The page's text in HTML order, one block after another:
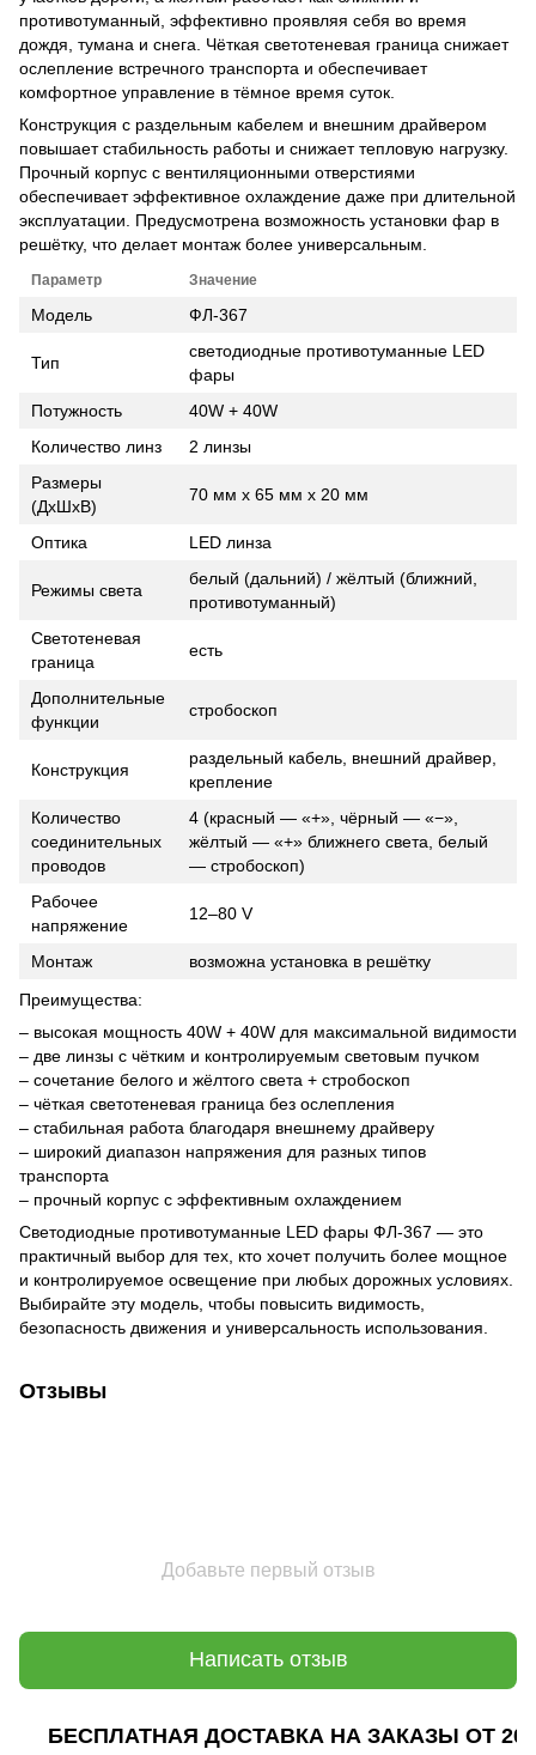
противотуманный, эффективно проявляя себя во время
дождя, тумана и снега. Чёткая светотеневая граница снижает
ослепление встречного транспорта и обеспечивает
комфортное управление в тёмное время суток.
Конструкция с раздельным кабелем и внешним драйвером
повышает стабильность работы и снижает тепловую нагрузку.
Прочный корпус с вентиляционными отверстиями
обеспечивает эффективное охлаждение даже при длительной
эксплуатации. Предусмотрена возможность установки фар в
решётку, что делает монтаж более универсальным.
Параметр Значение
Модель ФЛ-367
Тип
светодиодные противотуманные LED
фары
Потужность
40W + 40W
Количество линз
2 линзы
Размеры
(ДхШхВ)
70 мм х 65 мм х 20 мм
Оптика LED линза
Режимы света
белый (дальний) / жёлтый (ближний,
противотуманный)
Светотеневая
граница
есть
Дополнительные
функции
стробоскоп
Конструкция
раздельный кабель, внешний драйвер,
крепление
Количество
соединительных
проводов
4 (красный — «+», чёрный — «−»,
жёлтый — «+» ближнего света, белый
— стробоскоп)
Рабочее
напряжение
12–80 V
Монтаж
возможна установка в решётку
Преимущества:
– высокая мощность 40W + 40W для максимальной видимости
– две линзы с чётким и контролируемым световым пучком
– сочетание белого и жёлтого света + стробоскоп
– чёткая светотеневая граница без ослепления
– стабильная работа благодаря внешнему драйверу
– широкий диапазон напряжения для разных типов
транспорта
– прочный корпус с эффективным охлаждением
Светодиодные противотуманные LED фары ФЛ-367 — это
практичный выбор для тех, кто хочет получить более мощное
и контролируемое освещение при любых дорожных условиях.
Выбирайте эту модель, чтобы повысить видимость,
безопасность движения и универсальность использования.
Отзывы
Добавьте первый отзыв
Написать отзыв
БЕСПЛАТНАЯ ДОСТАВКА НА ЗАКАЗЫ ОТ